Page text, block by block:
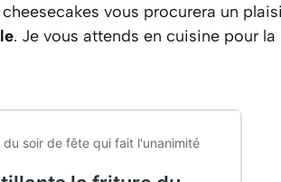
cheesecakes vous procurera un
. Je vous attends en cuisine pour la